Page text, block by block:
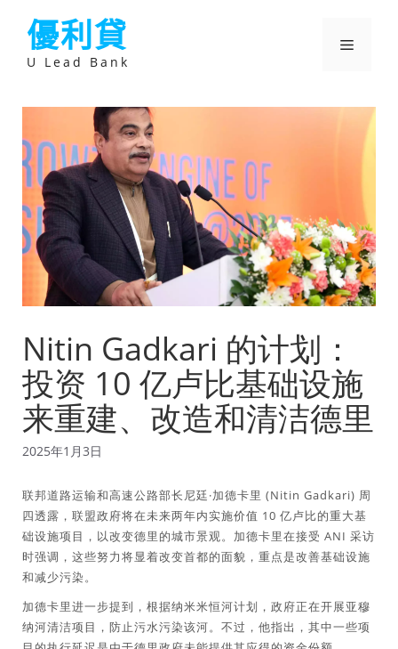
優利貸
U Lead Bank
選
Nitin Gadkari 的计划：
投资 10 亿卢比基础设施
来重建、改造和清洁德里
2025年1月3日
联邦道路运输和高速公路部长尼廷·加德卡里 (Nitin Gadkari) 周
四透露，联盟政府将在未来两年内实施价值 10 亿卢比的重大基
础设施项目，以改变德里的城市景观。加德卡里在接受 ANI 采访
时强调，这些努力将显着改变首都的面貌，重点是改善基础设施
和减少污染。
加德卡里进一步提到，根据纳米米恒河计划，政府正在开展亚穆
纳河清洁项目，防止污水污染该河。不过，他指出，其中一些项